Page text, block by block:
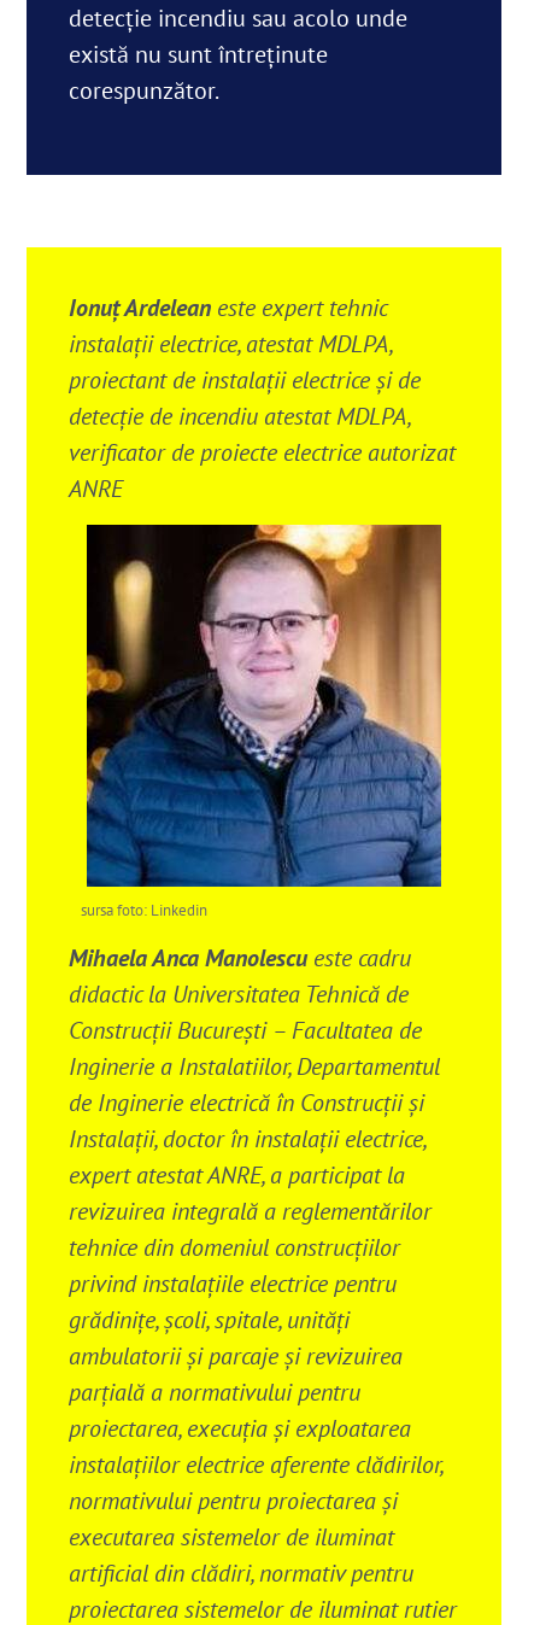
detecție incendiu sau acolo unde
există nu sunt întreținute
corespunzător.
Ionuț Ardelean este expert tehnic
instalații electrice, atestat MDLPA,
proiectant de instalații electrice și de
detecție de incendiu atestat MDLPA,
verificator de proiecte electrice autorizat
ANRE
sursa foto: Linkedin
Mihaela Anca Manolescueste cadru
didactic la Universitatea Tehnică de
Construcții București – Facultatea de
Inginerie a Instalatiilor, Departamentul
de Inginerie electrică în Construcții și
Instalații, doctor în instalații electrice,
expert atestat ANRE, a participat la
revizuirea integrală a reglementărilor
tehnice din domeniul construcțiilor
privind instalațiile electrice pentru
grădinițe, școli, spitale, unități
ambulatorii și parcaje și revizuirea
parțială a normativului pentru
proiectarea, execuția și exploatarea
instalațiilor electrice aferente clădirilor,
normativului pentru proiectarea şi
executarea sistemelor de iluminat
artificial din clădiri, normativ pentru
proiectarea sistemelor de iluminat rutier